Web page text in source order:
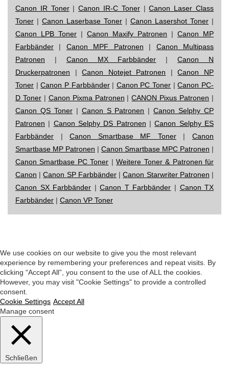
Canon IR Toner|Canon IR-C Toner|Canon Laser Class
Toner | Canon Laserbase Toner | Canon Lasershot Toner |
Canon LPB Toner | Canon Maxify Patronen | Canon MP
Farbbänder | Canon MPF Patronen | Canon Multipass
Patronen | Canon MX Farbbänder |Canon N
Druckerpatronen |Canon Notejet Patronen |Canon NP
Toner |Canon P Farbbänder| Canon PC Toner |Canon PC-
D Toner| Canon Pixma Patronen |CANON Pixus Patronen |
Canon QS Toner| Canon S Patronen |Canon Selphy CP
Patronen | Canon Selphy DS Patronen |Canon Selphy ES
Farbbänder |Canon Smartbase MF Toner|Canon
Smartbase MP Patronen | Canon Smartbase MPC Patronen |
Canon Smartbase PC Toner |Weitere Toner & Patronen für
Canon |Canon SP Farbbänder|Canon Starwriter Patronen |
Canon SX Farbbänder |Canon T Farbbänder | Canon TX
Farbbänder | Canon VP Toner
We use cookies on our website to give you the most relevant
experience by remembering your preferences and repeat visits. By
clicking “Accept All”, you consent to the use of ALL the cookies.
However, you may visit "Cookie Settings" to provide a controlled
consent.
Cookie Settings Accept All
Manage consent
Schließen